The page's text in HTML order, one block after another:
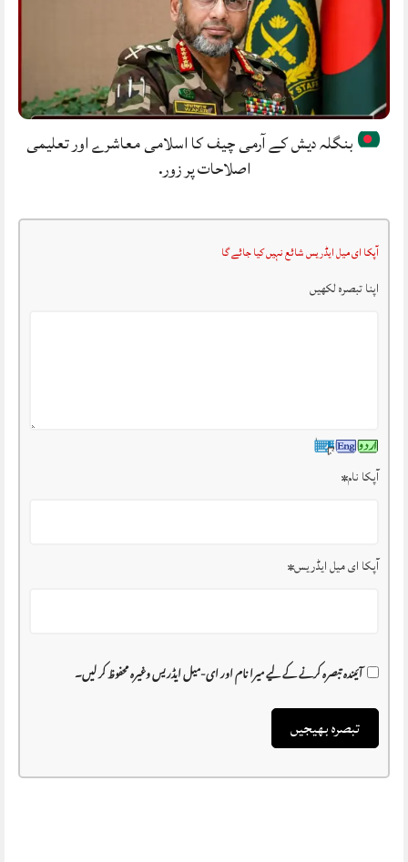
بنگلہ دیش کے آرمی چیف کا اسلامی معاشرے اور تعلیمی
اصلاحات پر زور.
آپکا ای میل ایڈریس شائع نہیں کیا جائے گا
اپنا تبصرہ لکھیں
آپکا نام*
آپکا ای میل ایڈریس*
آئیندہ تبصرہ کرنے کے لیے میرا نام اور ای-میل ایڈریس وغیرہ محفوظ کر لیں۔